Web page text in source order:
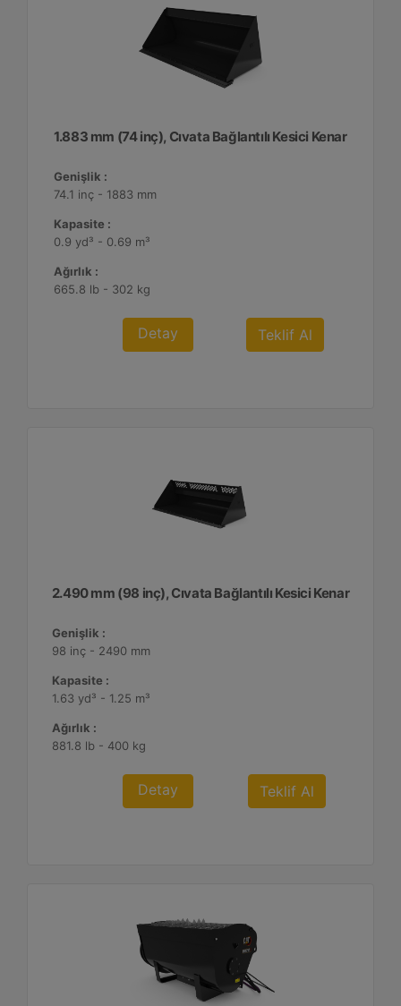
1.883 mm (74 inç), Cıvata Bağlantılı Kesici Kenar
Genişlik :
74.1 inç - 1883 mm
Kapasite :
0.9 yd³ - 0.69 m³
Ağırlık :
665.8 lb - 302 kg
Detay Teklif Al
2.490 mm (98 inç), Cıvata Bağlantılı Kesici Kenar
Genişlik :
98 inç - 2490 mm
Kapasite :
1.63 yd³ - 1.25 m³
Ağırlık :
881.8 lb - 400 kg
Detay Teklif Al